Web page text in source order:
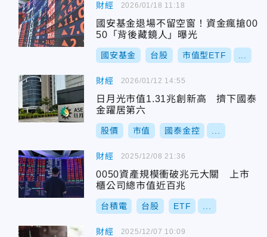
財經
國安基金退場不留空窗！資金瘋搶00
50「背後藏鏡人」曝光
國安基金 台股 市值型ETF
2026/01/18 11:18
財經
日月光市值1.31兆創新高 擠下國泰
金躍居第六
股價 市值 國泰金控
2026/01/12 14:55
財經
0050資產規模衝破兆元大關 上市
櫃公司總市值近百兆
台積電 台股 ETF
2025/12/08 21:36
財經 2025/12/07 10:09